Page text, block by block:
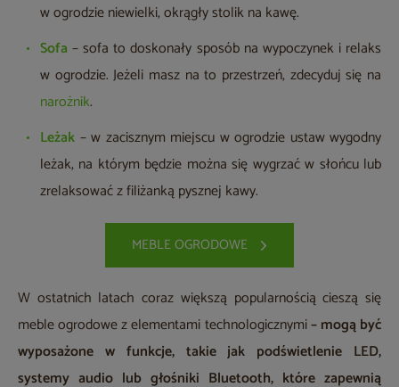
w ogrodzie niewielki, okrągły stolik na kawę.
Sofa– sofa to doskonały sposób na wypoczynek i relaks
w ogrodzie. Jeżeli masz na to przestrzeń, zdecyduj się na
narożnik.
Leżak – w zacisznym miejscu w ogrodzie ustaw wygodny
leżak, na którym będzie można się wygrzać w słońcu lub
zrelaksować z filiżanką pysznej kawy.
MEBLE OGRODOWE
W ostatnich latach coraz większą popularnością cieszą się
meble ogrodowe z elementami technologicznymi– mogą być
wyposażone w funkcje, takie jak podświetlenie LED,
systemy audio lub głośniki Bluetooth, które zapewnią